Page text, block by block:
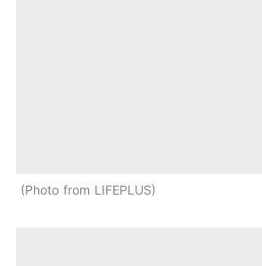
Photo from LIFEPLUS